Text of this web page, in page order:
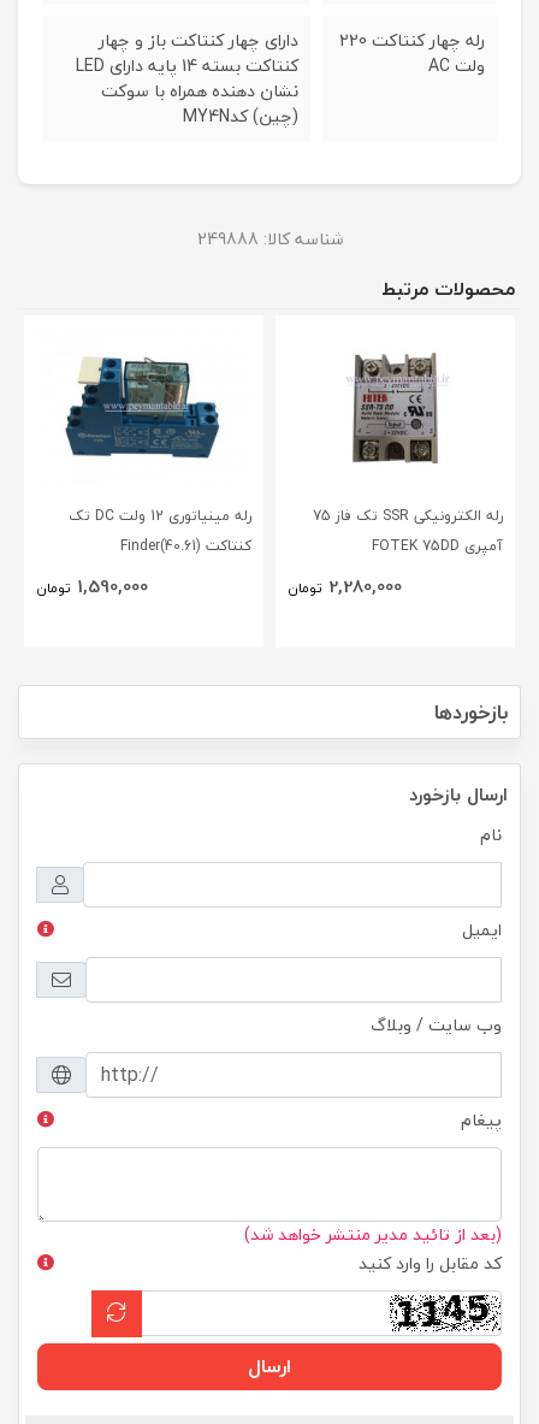
رله چهار کنتاکت 220
ولت AC
دارای چهار کنتاکت باز و چهار
کنتاکت بسته 14 پایه دارای LED
نشان دهنده همراه با سوکت
(چین) کدMY4N
شناسه کالا: 249888
محصولات مرتبط
رله الکترونیکی SSR تک فاز 75
آمپری FOTEK 75DD
2,280,000 تومان
رله مینیاتوری 12 ولت DC تک
کنتاکت (40.61)Finder
1,590,000 تومان
بازخوردها
ارسال بازخورد
نام
ایمیل
وب سایت / وبلاگ
پیغام
(بعد از تائید مدیر منتشر خواهد شد)
کد مقابل را وارد کنید
ارسال